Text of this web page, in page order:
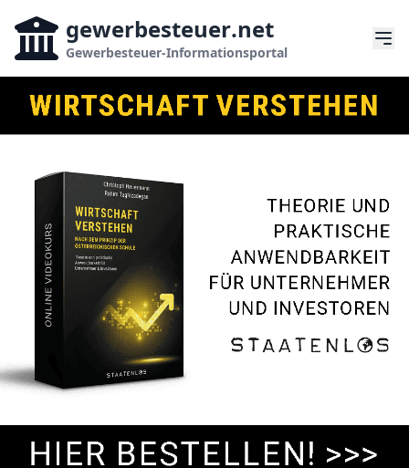
gewerbesteuer.net
Gewerbesteuer-Informationsportal